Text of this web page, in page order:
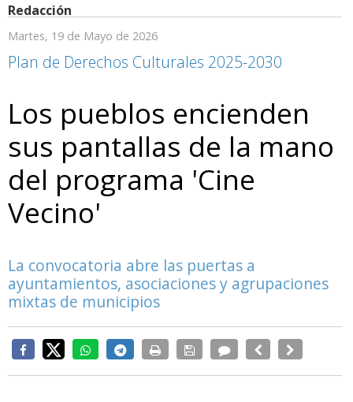
Redacción
Martes, 19 de Mayo de 2026
Plan de Derechos Culturales 2025-2030
Los pueblos encienden
sus pantallas de la mano
del programa 'Cine
Vecino'
La convocatoria abre las puertas a
ayuntamientos, asociaciones y agrupaciones
mixtas de municipios